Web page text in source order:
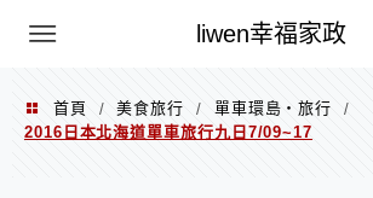
liwen幸福家政
menu
首頁 / 美食旅行 / 單車環島‧旅行
/
2016日本北海道單車旅行九日7/09~17